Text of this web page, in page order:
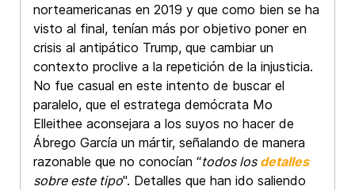
norteamericanas en 2019 y que como bien se ha
visto al final, tenían más por objetivo poner en
crisis al antipático Trump, que cambiar un
contexto proclive a la repetición de la injusticia.
No fue casual en este intento de buscar el
paralelo, que el estratega demócrata Mo
Elleithee aconsejara a los suyos no hacer de
Ábrego García un mártir, señalando de manera
razonable que no conocían “todos los detalles
sobre este tipo". Detalles que han ido saliendo